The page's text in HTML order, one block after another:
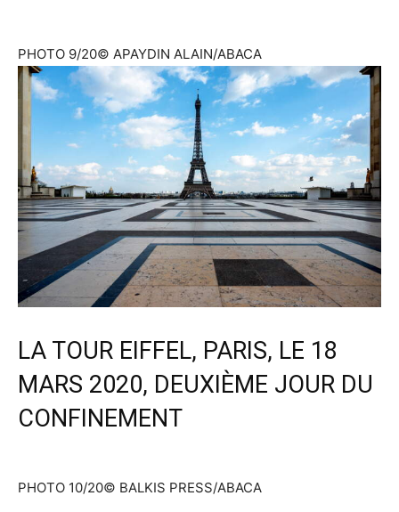
PHOTO 9/20© APAYDIN ALAIN/ABACA
LA TOUR EIFFEL, PARIS, LE 18
MARS 2020, DEUXIÈME JOUR DU
CONFINEMENT
PHOTO 10/20© BALKIS PRESS/ABACA